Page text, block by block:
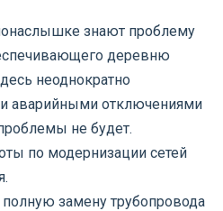
знают проблему
деревню
неоднократно
и аварийными отключениями
не будет.
по модернизации сетей
замену трубопровода